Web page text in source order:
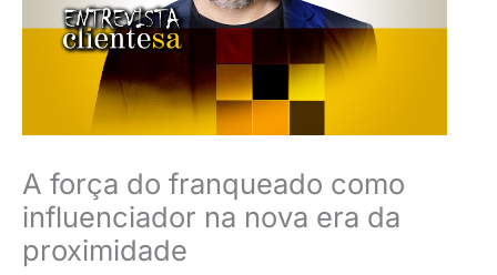
A força do franqueado como
influenciador na nova era da
proximidade